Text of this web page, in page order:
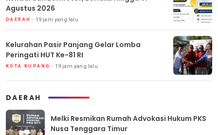
Agustus 2026
DAERAH 19 jam yang lalu
Kelurahan Pasir Panjang Gelar Lomba
Peringati HUT Ke-81 RI
KOTA KUPANG 19 jam yang lalu
DAERAH
Melki Resmikan Rumah Advokasi Hukum PKS
Nusa Tenggara Timur